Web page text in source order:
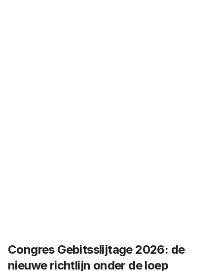
Congres Gebitsslijtage 2026: de
nieuwe richtlijn onder de loep